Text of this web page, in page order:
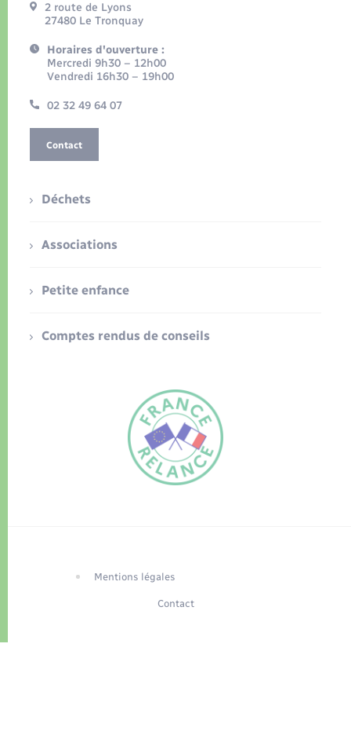
2 route de Lyons
27480 Le Tronquay
Horaires d'ouverture :
Mercredi 9h30 – 12h00
Vendredi 16h30 – 19h00
02 32 49 64 07
Contact
Déchets
Associations
Petite enfance
Comptes rendus de conseils
Mentions légales
Contact